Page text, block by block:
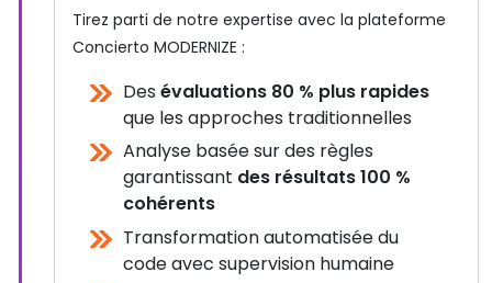
Tirez parti de notre expertise avec la plateforme
Concierto MODERNIZE :
Desévaluations 80 % plus rapides
que les approches traditionnelles
Analyse basée sur des règles
garantissant des résultats 100 %
cohérents
Transformation automatisée du
code avec supervision humaine